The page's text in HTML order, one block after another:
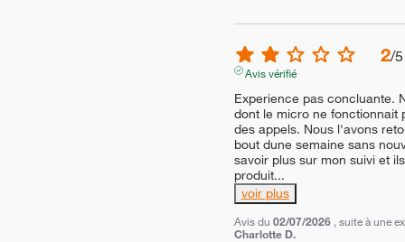
2/5
Avis vérifié
Experience pas concluante.
dont le micro ne fonctionnait
des appels. Nous l'avons
bout dune semaine sans
savoir plus sur mon suivi et
produit...
voir plus
Avis du 02/07/2026 , suite à une
Charlotte D.